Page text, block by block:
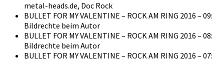
metal-heads.de, Doc Rock
BULLET FOR MY VALENTINE – ROCK AM RING 2016 – 09:
Bildrechte beim Autor
BULLET FOR MY VALENTINE – ROCK AM RING 2016 – 08:
Bildrechte beim Autor
BULLET FOR MY VALENTINE – ROCK AM RING 2016 – 07: